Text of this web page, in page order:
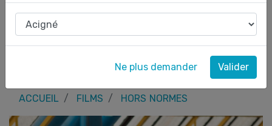
ACCUEIL FILMS HORS NORMES
Ne plus demander Valider